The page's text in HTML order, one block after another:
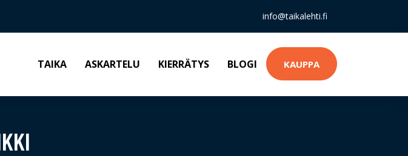
info@taikalehti.fi
TAIKA ASKARTELU KIERRÄTYS BLOGI KAUPPA